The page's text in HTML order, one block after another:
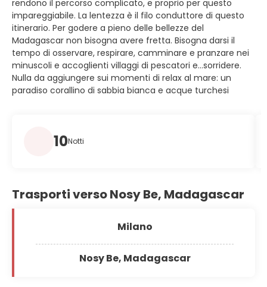
rendono il percorso complicato, e proprio per questo
impareggiabile. La lentezza è il filo conduttore di questo
itinerario. Per godere a pieno delle bellezze del
Madagascar non bisogna avere fretta. Bisogna darsi il
tempo di osservare, respirare, camminare e pranzare nei
minuscoli e accoglienti villaggi di pescatori e…sorridere.
Nulla da aggiungere sui momenti di relax al mare: un
paradiso corallino di sabbia bianca e acque turchesi
10Notti
Trasporti verso Nosy Be, Madagascar
Milano
Nosy Be, Madagascar